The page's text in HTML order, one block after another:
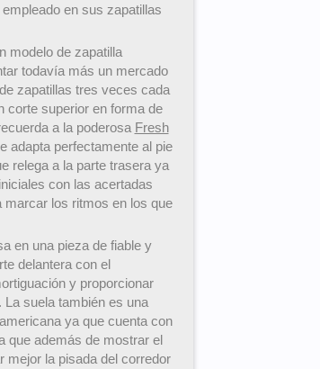
en sus zapatillas
modelo de zapatilla
todavía más un mercado
zapatillas tres veces cada
corte superior en forma de
a la poderosa Fresh
adapta perfectamente al pie
relega a la parte trasera ya
con las acertadas
los ritmos en los que
en una pieza de fiable y
delantera con el
y proporcionar
suela también es una
ya que cuenta con
que además de mostrar el
mejor la pisada del corredor